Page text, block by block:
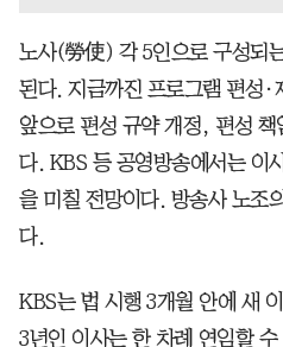
노사(勞使) 각 5인으로 구성되
된다. 지금까진 프로그램 편성·
앞으로 편성 규약 개정, 편성
다. KBS 등 공영방송에서는 이
을 미칠 전망이다. 방송사 노조
다.
KBS는 법 시행 3개월 안에 새
3년인 이사는 한 차례 연임할